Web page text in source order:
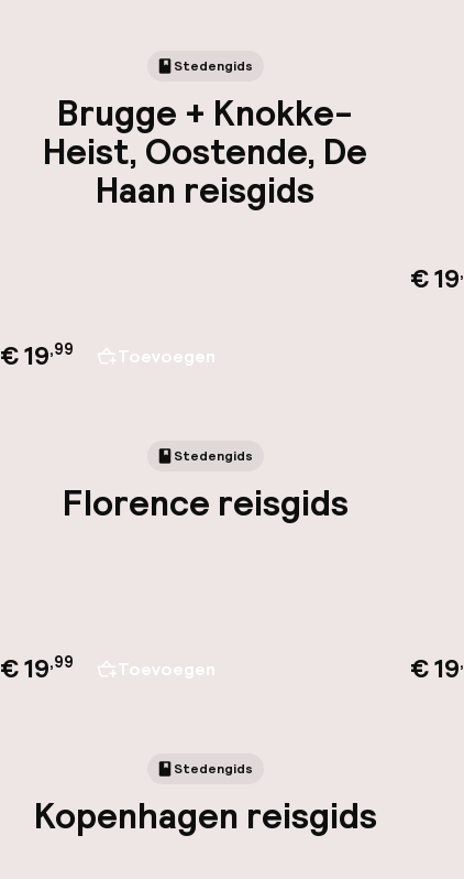
Stedengids
Brugge + Knokke-
Heist, Oostende, De
Haan reisgids
€ 19,99 Toevoegen
€ 19,
Stedengids
Florence reisgids
€ 19,99 Toevoegen € 19,
Stedengids
Kopenhagen reisgids